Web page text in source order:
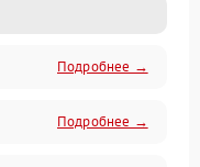
Подробнее →
Подробнее →